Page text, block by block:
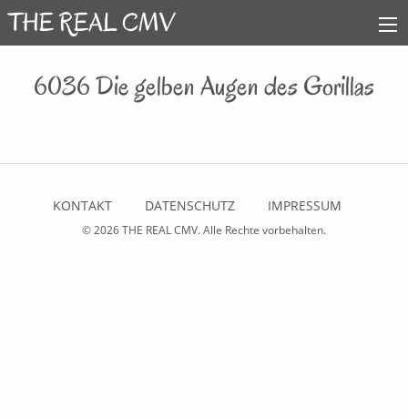
6036 Die gelben Augen des Gorillas
KONTAKT DATENSCHUTZ IMPRESSUM
© 2026THE REAL CMV. Alle Rechte vorbehalten.